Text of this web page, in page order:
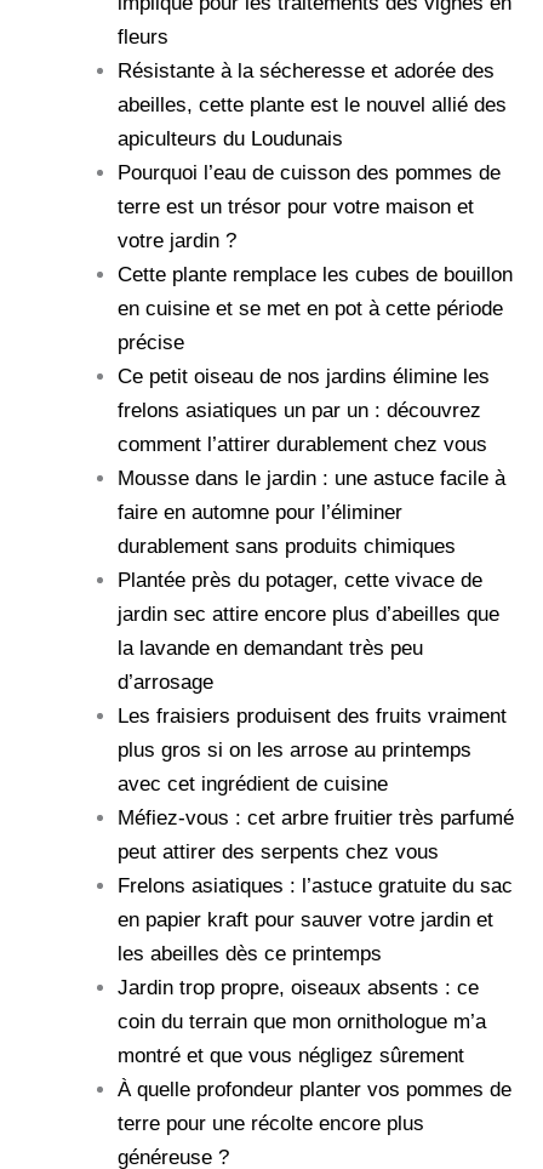
fleurs
Résistante à la sécheresse et adorée des
abeilles, cette plante est le nouvel allié des
apiculteurs du Loudunais
Pourquoi l’eau de cuisson des pommes de
terre est un trésor pour votre maison et
votre jardin ?
Cette plante remplace les cubes de bouillon
en cuisine et se met en pot à cette période
précise
Ce petit oiseau de nos jardins élimine les
frelons asiatiques un par un : découvrez
comment l’attirer durablement chez vous
Mousse dans le jardin : une astuce facile à
faire en automne pour l’éliminer
durablement sans produits chimiques
Plantée près du potager, cette vivace de
jardin sec attire encore plus d’abeilles que
la lavande en demandant très peu
d’arrosage
Les fraisiers produisent des fruits vraiment
plus gros si on les arrose au printemps
avec cet ingrédient de cuisine
Méfiez-vous : cet arbre fruitier très parfumé
peut attirer des serpents chez vous
Frelons asiatiques : l’astuce gratuite du sac
en papier kraft pour sauver votre jardin et
les abeilles dès ce printemps
Jardin trop propre, oiseaux absents : ce
coin du terrain que mon ornithologue m’a
montré et que vous négligez sûrement
À quelle profondeur planter vos pommes de
terre pour une récolte encore plus
généreuse ?